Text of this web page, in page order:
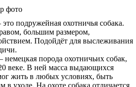
подружейная охотничья собака.
большим размером,
Подойдёт для выслеживания
немецкая порода охотничьих собак,
веке. В ней масса выдающихся
жить в любых условиях, быть
уходе. На охоте собака отличается